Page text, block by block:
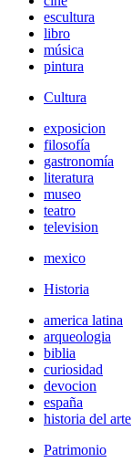
escultura
libro
música
pintura
Cultura
exposicion
filosofía
gastronomía
literatura
museo
teatro
television
mexico
Historia
america latina
arqueologia
biblia
curiosidad
devocion
españa
historia del arte
Patrimonio